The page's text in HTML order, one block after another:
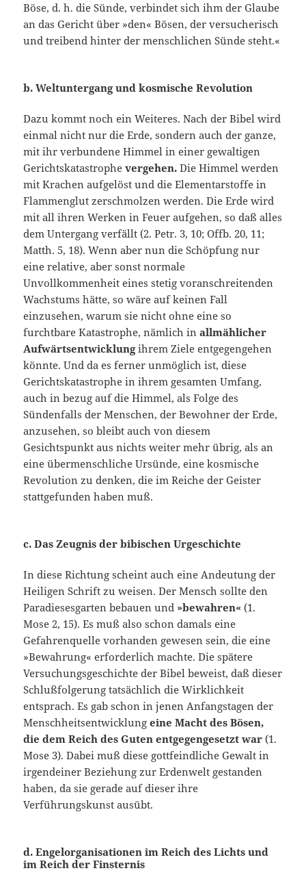
Böse, d. h. die Sünde, verbindet sich ihm der Glaube
an das Gericht über »den« Bösen, der versucherisch
und treibend hinter der menschlichen Sünde steht.«
b. Weltuntergang und kosmische Revolution
Dazu kommt noch ein Weiteres. Nach der Bibel wird
einmal nicht nur die Erde, sondern auch der ganze,
mit ihr verbundene Himmel in einer gewaltigen
Gerichtskatastrophevergehen. Die Himmel werden
mit Krachen aufge­löst und die Elementarstoffe in
Flammenglut zerschmolzen werden. Die Erde wird
mit all ihren Werken in Feuer aufgehen, so daß alles
dem Untergang verfällt (2. Petr. 3, 10; Offb. 20, 11;
Matth. 5, 18). Wenn aber nun die Schöpfung nur
eine relative, aber sonst normale
Unvollkommenheit eines stetig voranschreitenden
Wachstums hätte, so wäre auf keinen Fall
einzusehen, warum sie nicht ohne eine so
furchtbare Katastrophe, nämlich inallmählicher
Aufwärtsentwicklungihrem Ziele entgegengehen
könnte. Und da es ferner unmöglich ist, diese
Gerichtskatastrophe in ihrem gesamten Umfang,
auch in bezug auf die Himmel, als Folge des
Sündenfalls der Menschen, der Be­wohner der Erde,
anzusehen, so bleibt auch von diesem
Gesichtspunkt aus nichts weiter mehr übrig, als an
eine übermenschliche Ursünde, eine kosmische
Revolution zu denken, die im Reiche der Geister
statt­gefunden haben muß.
c. Das Zeugnis der bibischen Urgeschichte
In diese Richtung scheint auch eine Andeutung der
Heiligen Schrift zu weisen. Der Mensch sollte den
Paradiesesgarten bebauen und »bewahren« (1.
Mose 2, 15). Es muß also schon damals eine
Gefahrenquelle vorhanden ge­wesen sein, die eine
»Bewahrung« erforderlich machte. Die spätere
Versuchungsgeschichte der Bibel beweist, daß dieser
Schlußfolgerung tatsächlich die Wirklichkeit
entsprach. Es gab schon in jenen Anfangs­tagen der
Menschheitsentwicklungeine Macht des Bösen,
die dem Reich des Guten entgegengesetzt war (1.
Mose 3). Dabei muß diese gottfeindliche Gewalt in
irgendeiner Beziehung zur Erdenwelt ge­standen
haben, da sie gerade auf dieser ihre
Verführungskunst ausübt.
d. Engelorganisationen im Reich des Lichts und
im Reich der Fin­sternis